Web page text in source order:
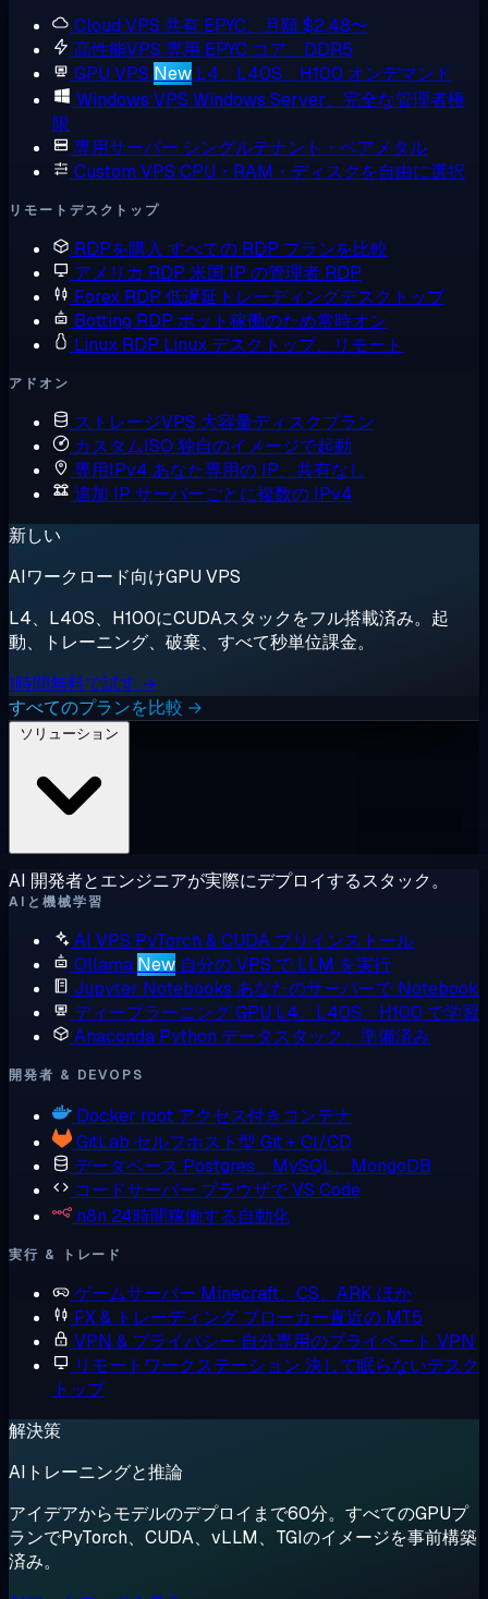
Cloud VPS 共有 EPYC、月額 $2.48〜
高性能VPS 専用 EPYC コア、DDR5
GPU VPS New L4、L40S、H100 オンデマンド
Windows VPS Windows Server、完全な管理者権
限
専用サーバー シングルテナント・ベアメタル
Custom VPS CPU・RAM・ディスクを自由に選択
リモートデスクトップ
RDPを購入 すべての RDP プランを比較
アメリカ RDP 米国 IP の管理者 RDP
Forex RDP 低遅延トレーディングデスクトップ
Botting RDP ボット稼働のため常時オン
Linux RDP Linux デスクトップ、リモート
アドオン
ストレージVPS 大容量ディスクプラン
カスタムISO 独自のイメージで起動
専用IPv4 あなた専用の IP、共有なし
追加 IP サーバーごとに複数の IPv4
新しい
AIワークロード向けGPU VPS
L4、L40S、H100にCUDAスタックをフル搭載済み。起
動、トレーニング、破棄、すべて秒単位課金。
1時間無料で試す →
すべてのプランを比較 →
AI 開発者とエンジニアが実際にデプロイするスタック。
AIと機械学習
AI VPS PyTorch & CUDA プリインストール
Ollama New 自分の VPS で LLM を実行
Jupyter Notebooks あなたのサーバーで Notebook
ディープラーニング GPU L4、L40S、H100 で学習
Anaconda Python データスタック、準備済み
開発者 & DEVOPS
Docker root アクセス付きコンテナ
GitLab セルフホスト型 Git + CI/CD
データベース Postgres、MySQL、MongoDB
コードサーバー ブラウザで VS Code
n8n 24時間稼働する自動化
実行 & トレード
ゲームサーバー Minecraft、CS、ARK ほか
FX & トレーディング ブローカー直近の MT5
VPN & プライバシー 自分専用のプライベート VPN
リモートワークステーション 決して眠らないデスク
トップ
解決策
AIトレーニングと推論
アイデアからモデルのデプロイまで60分。すべてのGPUプ
ランでPyTorch、CUDA、vLLM、TGIのイメージを事前構築
済み。